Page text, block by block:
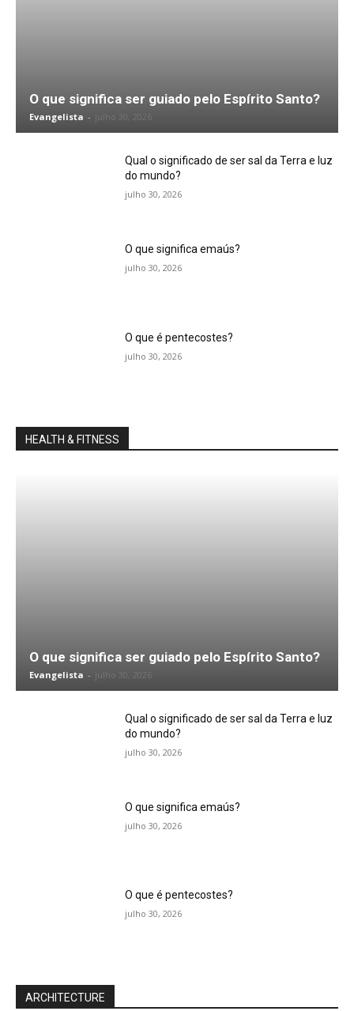
O que significa ser guiado pelo Espírito Santo?
Evangelista - julho 30, 2026
Qual o significado de ser sal da Terra e luz
do mundo?
julho 30, 2026
O que significa emaús?
julho 30, 2026
O que é pentecostes?
julho 30, 2026
HEALTH & FITNESS
O que significa ser guiado pelo Espírito Santo?
Evangelista - julho 30, 2026
Qual o significado de ser sal da Terra e luz
do mundo?
julho 30, 2026
O que significa emaús?
julho 30, 2026
O que é pentecostes?
julho 30, 2026
ARCHITECTURE